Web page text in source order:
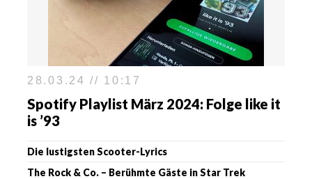
28.03.24 // 10:17
Spotify Playlist März 2024: Folge like it
is ’93
Die lustigsten Scooter-Lyrics
The Rock & Co. – Berühmte Gäste in Star Trek